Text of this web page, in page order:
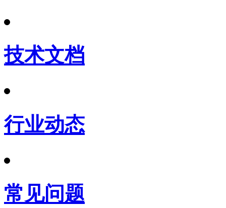
技术文档
行业动态
常见问题